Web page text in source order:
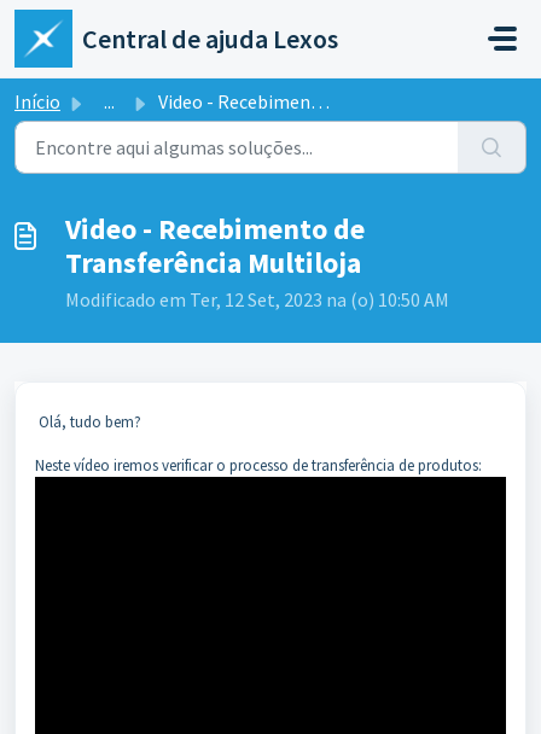
Ir para o conteúdo principal
Central de ajuda Lexos
Início ... Video - Recebimento de Transferência Multiloja
Video - Recebimento de
Transferência Multiloja
Modificado em Ter, 12 Set, 2023 na (o) 10:50 AM
Olá, tudo bem?
Neste vídeo iremos verificar o processo de transferência de produtos: